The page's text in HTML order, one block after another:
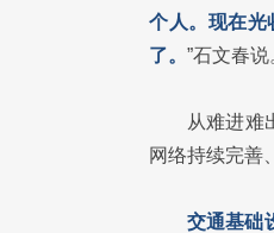
个人。现在光
了。 ”石文春说
从难进难
网络持续完善
交通基